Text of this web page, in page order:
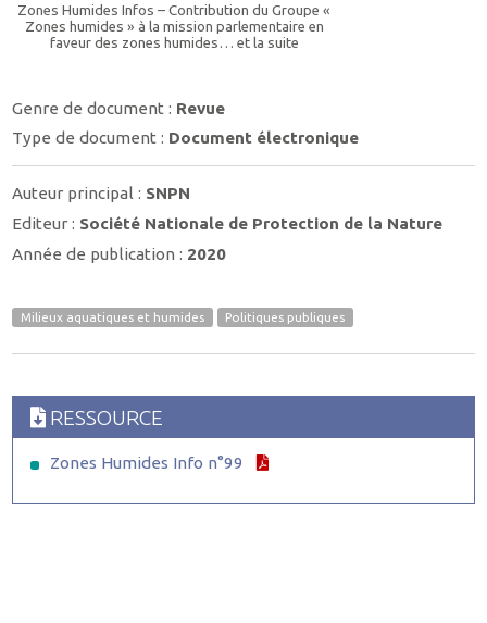
Zones Humides Infos – Contribution du Groupe «
Zones humides » à la mission parlementaire en
faveur des zones humides… et la suite
Genre de document : Revue
Type de document : Document électronique
Auteur principal : SNPN
Editeur : Société Nationale de Protection de la Nature
Année de publication : 2020
Milieux aquatiques et humides Politiques publiques
RESSOURCE
Zones Humides Info n°99